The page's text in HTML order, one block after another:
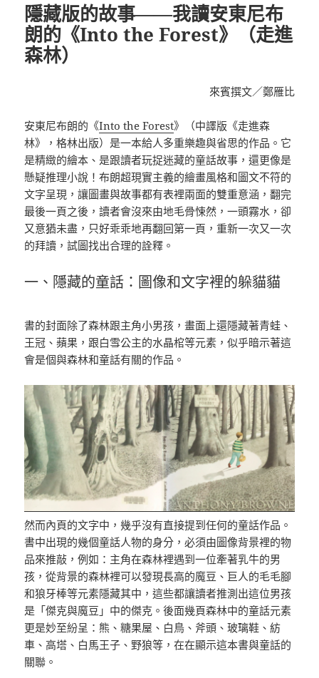
隱藏版的故事——我讀安東尼布
朗的《Into the Forest》（走進
森林）
來賓撰文／鄭雁比
安東尼布朗的《Into the Forest》（中譯版《走進森
林》，格林出版）是一本給人多重樂趣與省思的作品。它
是精緻的繪本、是跟讀者玩捉迷藏的童話故事，還更像是
懸疑推理小說！布朗超現實主義的繪畫風格和圖文不符的
文字呈現，讓圖畫與故事都有表裡兩面的雙重意涵，翻完
最後一頁之後，讀者會沒來由地毛骨悚然，一頭霧水，卻
又意猶未盡，只好乖乖地再翻回第一頁，重新一次又一次
的拜讀，試圖找出合理的詮釋。
一、隱藏的童話：圖像和文字裡的躲貓貓
書的封面除了森林跟主角小男孩，畫面上還隱藏著青蛙、
王冠、蘋果，跟白雪公主的水晶棺等元素，似乎暗示著這
會是個與森林和童話有關的作品。
然而內頁的文字中，幾乎沒有直接提到任何的童話作品。
書中出現的幾個童話人物的身分，必須由圖像背景裡的物
品來推敲，例如：主角在森林裡遇到一位牽著乳牛的男
孩，從背景的森林裡可以發現長高的魔豆、巨人的毛毛腳
和狼牙棒等元素隱藏其中，這些都讓讀者推測出這位男孩
是「傑克與魔豆」中的傑克。後面幾頁森林中的童話元素
更是妙至紛呈：熊、糖果屋、白鳥、斧頭、玻璃鞋、紡
車、高塔、白馬王子、野狼等，在在顯示這本書與童話的
關聯。